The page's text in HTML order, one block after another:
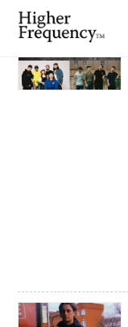
TAG: Naoki Takebayashi